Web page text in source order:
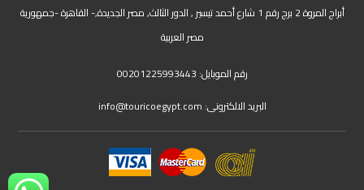
أبراج المروة 2 برج رقم 1 شارع أحمد تيسير , الدور الثالث, مصر الجديدة,- القاهرة -جمهورية
مصر العربية
رقم الموبايل: 00201225993443
البريد الالكترونى: info@touricoegypt.com